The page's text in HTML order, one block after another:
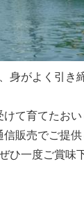
身がよく引き
けて育てたお
販売でご提供
ひ一度ご賞味